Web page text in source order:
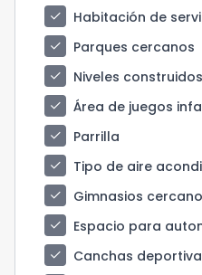
check
Habitación de
check
Parques cercanos
check
Niveles construidos
check
Área de juegos
check
Parrilla
check
Tipo de aire
check
Gimnasios
check
Espacio para
check
Canchas